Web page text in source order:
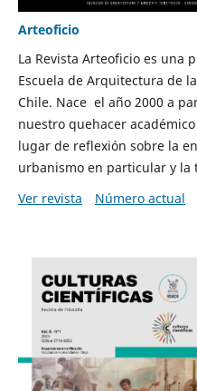
Arteoficio
La Revista Arteoficio es una
Escuela de Arquitectura de
Chile. Nace el año 2000 a
nuestro quehacer
lugar de reflexión sobre la
urbanismo en particular y la
Ver revista
Número actual